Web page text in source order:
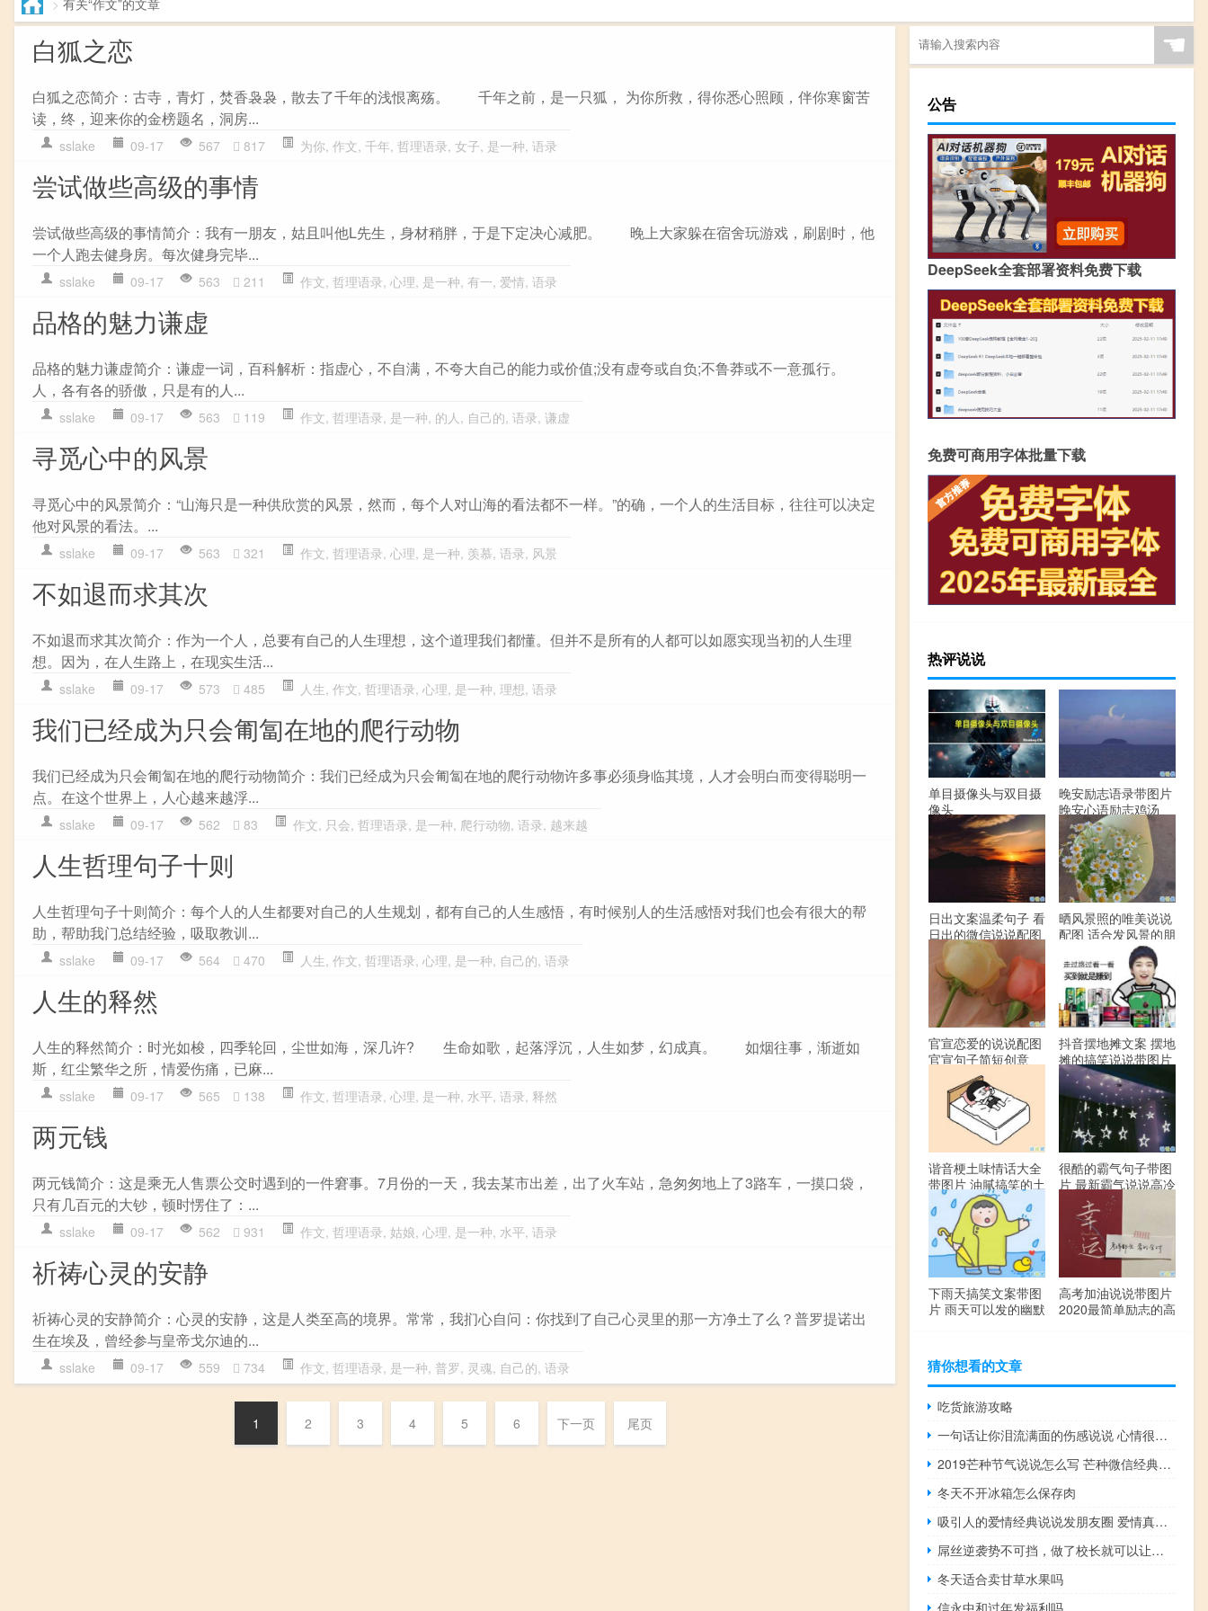
白狐之恋
白狐之恋简介：古寺，青灯，焚香袅袅，散去了千年的浅恨离殇。 千年之前，是一只狐， 为你所救，得你悉心照顾，伴你寒窗苦
读，终，迎来你的金榜题名，洞房...
sslake 09-17 567 817 为你, 作文, 千年, 哲理语录, 女子, 是一种, 语录
尝试做些高级的事情
尝试做些高级的事情简介：我有一朋友，姑且叫他L先生，身材稍胖，于是下定决心减肥。 晚上大家躲在宿舍玩游戏，刷剧时，他
一个人跑去健身房。每次健身完毕...
sslake 09-17 563 211 作文, 哲理语录, 心理, 是一种, 有一, 爱情, 语录
品格的魅力谦虚
品格的魅力谦虚简介：谦虚一词，百科解析：指虚心，不自满，不夸大自己的能力或价值;没有虚夸或自负;不鲁莽或不一意孤行。
人，各有各的骄傲，只是有的人...
sslake 09-17 563 119 作文, 哲理语录, 是一种, 的人 , 自己的, 语录, 谦虚
寻觅心中的风景
寻觅心中的风景简介：“山海只是一种供欣赏的风景，然而，每个人对山海的看法都不一样。”的确，一个人的生活目标，往往可以决定
他对风景的看法。...
sslake 09-17 563 321 作文, 哲理语录, 心理, 是一种, 羡慕, 语录, 风景
不如退而求其次
不如退而求其次简介：作为一个人，总要有自己的人生理想，这个道理我们都懂。但并不是所有的人都可以如愿实现当初的人生理
想。因为，在人生路上，在现实生活...
sslake 09-17 573 485 人生, 作文, 哲理语录, 心理, 是一种, 理想, 语录
我们已经成为只会匍匐在地的爬行动物
我们已经成为只会匍匐在地的爬行动物简介：我们已经成为只会匍匐在地的爬行动物许多事必须身临其境，人才会明白而变得聪明一
点。在这个世界上，人心越来越浮...
sslake 09-17 562 83 作文, 只会, 哲理语录, 是一种, 爬行动物, 语录, 越来越
人生哲理句子十则
人生哲理句子十则简介：每个人的人生都要对自己的人生规划，都有自己的人生感悟，有时候别人的生活感悟对我们也会有很大的帮
助，帮助我门总结经验，吸取教训...
sslake 09-17 564 470 人生, 作文, 哲理语录, 心理, 是一种, 自己的, 语录
人生的释然
人生的释然简介：时光如梭，四季轮回，尘世如海，深几许? 生命如歌，起落浮沉，人生如梦，幻成真。 如烟往事，渐逝如
斯，红尘繁华之所，情爱伤痛，已麻...
sslake 09-17 565 138 作文, 哲理语录, 心理, 是一种, 水平, 语录, 释然
两元钱
两元钱简介：这是乘无人售票公交时遇到的一件窘事。7月份的一天，我去某市出差，出了火车站，急匆匆地上了3路车，一摸口袋，
只有几百元的大钞，顿时愣住了：...
sslake 09-17 562 931 作文, 哲理语录, 姑娘, 心理, 是一种, 水平, 语录
祈祷心灵的安静
祈祷心灵的安静简介：心灵的安静，这是人类至高的境界。常常，我扪心自问：你找到了自己心灵里的那一方净土了么？普罗提诺出
生在埃及，曾经参与皇帝戈尔迪的...
sslake 09-17 559 734 作文, 哲理语录, 是一种, 普罗, 灵魂, 自己的, 语录
1 2 3 4 5 6 下一页 尾页
☚
公告
DeepSeek全套部署资料免费下载
免费可商用字体批量下载
热评说说
单目摄像头与双目摄
像头
晚安励志语录带图片
晚安心语励志鸡汤
日出文案温柔句子 看
日出的微信说说配图
晒风景照的唯美说说
配图 适合发风景的朋
官宣恋爱的说说配图
官宣句子简短创意
抖音摆地摊文案 摆地
摊的搞笑说说带图片
谐音梗土味情话大全
带图片 油腻搞笑的土
味情话
很酷的霸气句子带图
片 最新霸气说说高冷
下雨天搞笑文案带图
片 雨天可以发的幽默
高考加油说说带图片
2020最简单励志的高
猜你想看的文章
吃货旅游攻略
一句话让你泪流满面的伤感说说 心情很不好爱情很现实的说说
2019芒种节气说说怎么写 芒种微信经典祝福语说说
冬天不开冰箱怎么保存肉
吸引人的爱情经典说说发朋友圈 爱情真理说说心情句子
屌丝逆袭势不可挡，做了校长就可以让老师滚了
冬天适合卖甘草水果吗